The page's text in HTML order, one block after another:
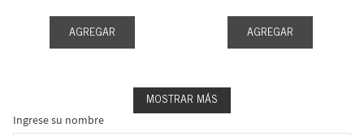
AGREGAR AGREGAR
MOSTRAR MÁS
Ingrese su nombre